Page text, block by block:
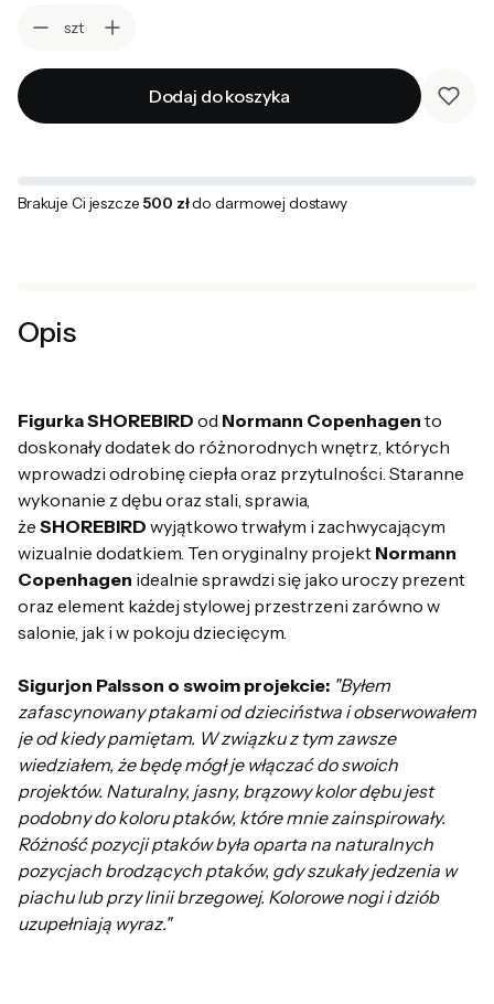
szt
Dodaj do koszyka
Brakuje Ci jeszcze 500 złdo darmowej dostawy
Opis
Figurka SHOREBIRD od Normann Copenhagen to
doskonały dodatek do różnorodnych wnętrz, których
wprowadzi odrobinę ciepła oraz przytulności. Staranne
wykonanie z dębu oraz stali, sprawia,
że SHOREBIRD wyjątkowo trwałym i zachwycającym
wizualnie dodatkiem. Ten oryginalny projekt Normann
Copenhagen idealnie sprawdzi się jako uroczy prezent
oraz element każdej stylowej przestrzeni zarówno w
salonie, jak i w pokoju dziecięcym.
Sigurjon Palsson o swoim projekcie: "Byłem
zafascynowany ptakami od dzieciństwa i obserwowałem
je od kiedy pamiętam. W związku z tym zawsze
wiedziałem, że będę mógł je włączać do swoich
projektów. Naturalny, jasny, brązowy kolor dębu jest
podobny do koloru ptaków, które mnie zainspirowały.
Różność pozycji ptaków była oparta na naturalnych
pozycjach brodzących ptaków, gdy szukały jedzenia w
piachu lub przy linii brzegowej. Kolorowe nogi i dziób
uzupełniają wyraz."